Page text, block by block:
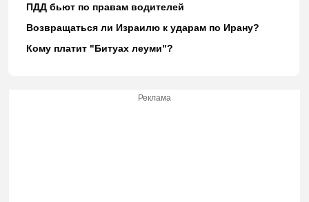
ПДД бьют по правам водителей
Возвращаться ли Израилю к ударам по Ирану?
Кому платит "Битуах леуми"?
Реклама